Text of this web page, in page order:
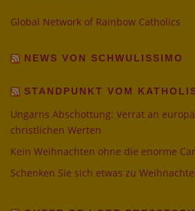
Global Network of Rainbow Catholics
NEWS VON SCHWULISSIMO
STANDPUNKT VOM
Ungarns Abschottung: Verrat an
christlichen Werten
Kein Weihnachten ohne die enorme
Schenken Sie sich etwas zu